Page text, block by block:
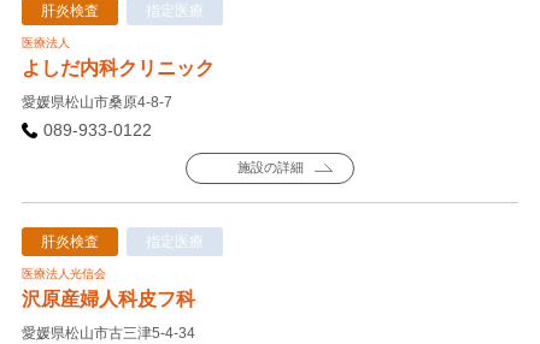
肝炎検査 指定医療
医療法人
よしだ内科クリニック
愛媛県松山市桑原4-8-7
089-933-0122
施設の詳細
肝炎検査 指定医療
医療法人光信会
沢原産婦人科皮フ科
愛媛県松山市古三津5-4-34